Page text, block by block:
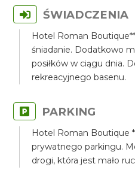
ŚWIADCZENIA
Hotel Roman
śniadanie. Dodatkowo
posiłków w ciągu dnia.
rekreacyjnego basenu.
PARKING
Hotel Roman Boutique
prywatnego parkingu.
drogi, która jest mało